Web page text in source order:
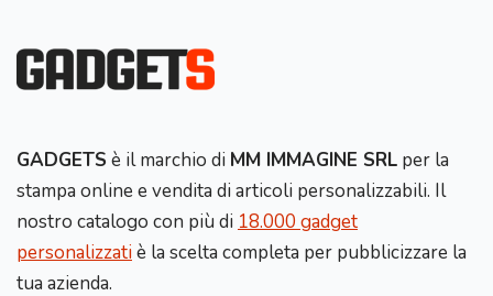
GADGETS è il marchio di MM IMMAGINE SRL per la
stampa online e vendita di articoli personalizzabili. Il
nostro catalogo con più di 18.000 gadget
personalizzatiè la scelta completa per pubblicizzare la
tua azienda.